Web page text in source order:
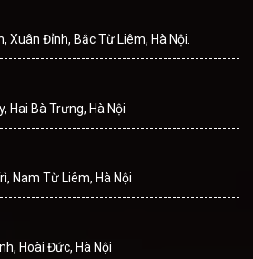
Xuân Đỉnh, Bắc Từ Liêm, Hà Nội.
Hai Bà Trưng, Hà Nội
Nam Từ Liêm, Hà Nội
Hoài Đức, Hà Nội